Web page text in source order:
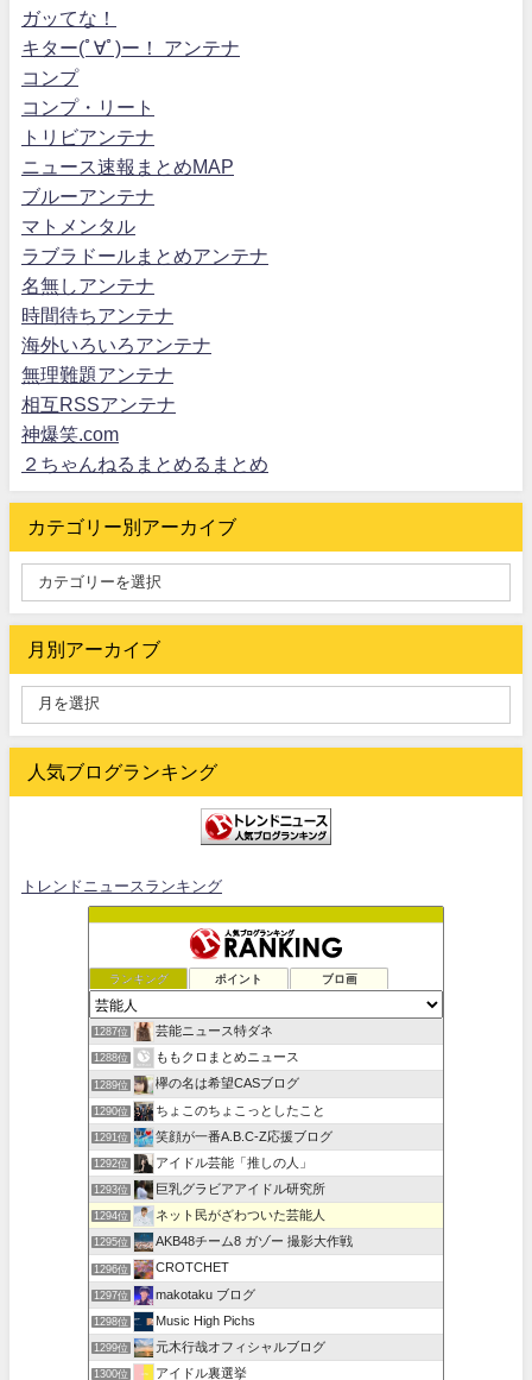
ガッてな！
キター(ﾟ∀ﾟ)ー！ アンテナ
コンプ
コンプ・リート
トリビアンテナ
ニュース速報まとめMAP
ブルーアンテナ
マトメンタル
ラブラドールまとめアンテナ
名無しアンテナ
時間待ちアンテナ
海外いろいろアンテナ
無理難題アンテナ
相互RSSアンテナ
神爆笑.com
２ちゃんねるまとめるまとめ
カテゴリー別アーカイブ
月別アーカイブ
人気ブログランキング
トレンドニュースランキング
ランキング ポイント ブロ画
1287位 芸能ニュース特ダネ
1288位 ももクロまとめニュース
1289位 欅の名は希望CASブログ
1290位 ちょこのちょこっとしたこと
1291位 笑顔が一番A.B.C-Z応援ブログ
1292位 アイドル芸能「推しの人」
1293位 巨乳グラビアアイドル研究所
1294位 ネット民がざわついた芸能人
1295位 AKB48チーム8 ガゾー 撮影大作戦
1296位 CROTCHET
1297位 makotaku ブログ
1298位 Music High Pichs
1299位 元木行哉オフィシャルブログ
1300位 アイドル裏選挙